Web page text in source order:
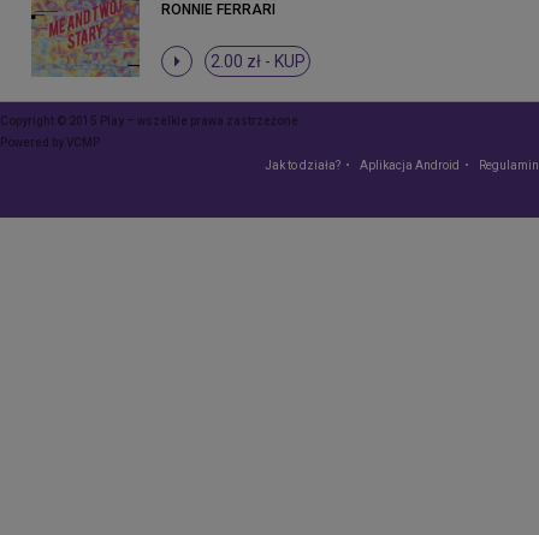
RONNIE FERRARI
2.00 zł - KUP
Copyright © 2015 Play – wszelkie prawa zastrzeżone
Powered byVCMP
Jak to działa?
Aplikacja Android Regulamin